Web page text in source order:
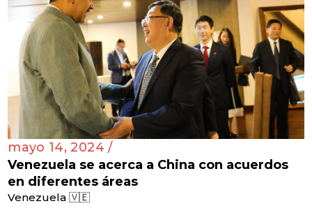
mayo 14, 2024 /
Venezuela se acerca a China con acuerdos
en diferentes áreas
Venezuela 🇻🇪